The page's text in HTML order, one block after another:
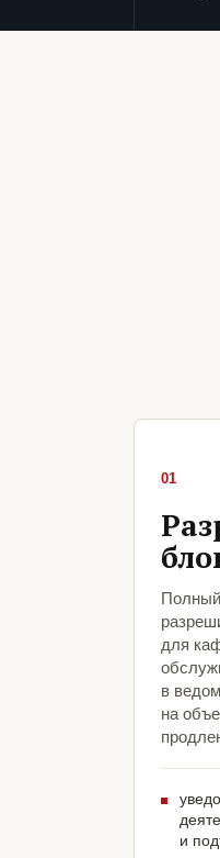
01
для
в
на
и